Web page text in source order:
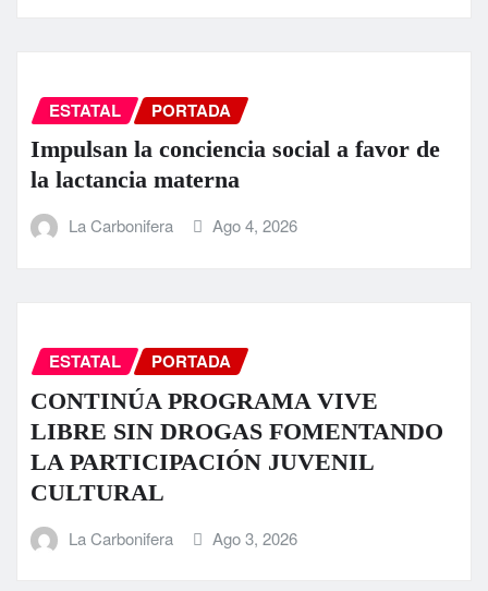
ESTATAL PORTADA
Impulsan la conciencia social a favor de
la lactancia materna
La Carbonifera Ago 4, 2026
ESTATAL PORTADA
CONTINÚA PROGRAMA VIVE
LIBRE SIN DROGAS FOMENTANDO
LA PARTICIPACIÓN JUVENIL
CULTURAL
La Carbonifera Ago 3, 2026